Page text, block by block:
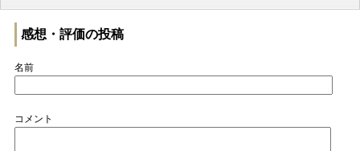
感想・評価の投稿
名前
コメント